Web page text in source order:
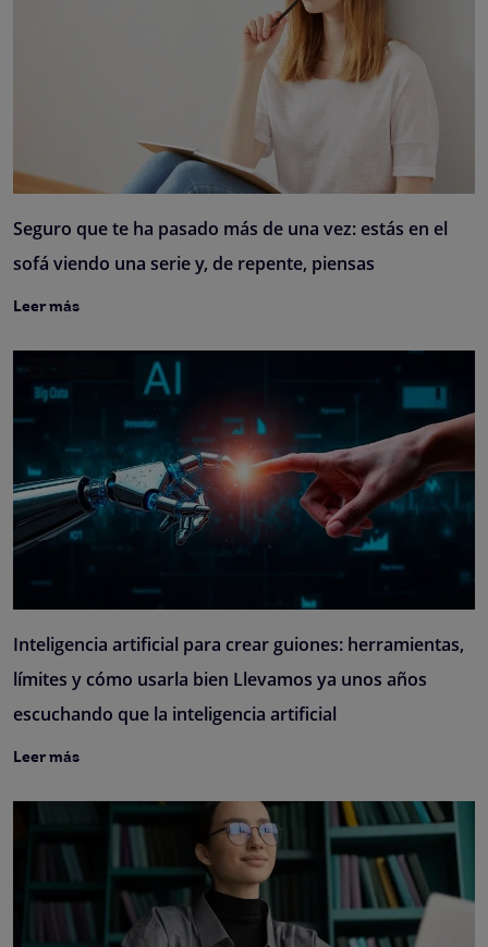
Seguro que te ha pasado más de una vez: estás en el
sofá viendo una serie y, de repente, piensas
Leer más
Inteligencia artificial para crear guiones: herramientas,
límites y cómo usarla bien Llevamos ya unos años
escuchando que la inteligencia artificial
Leer más